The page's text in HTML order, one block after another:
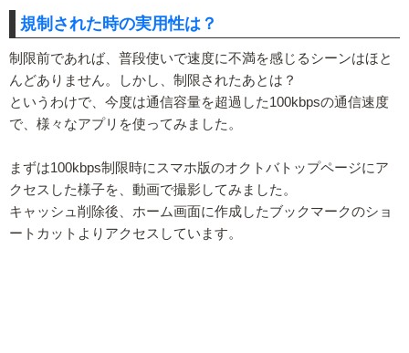
規制された時の実用性は？
制限前であれば、普段使いで速度に不満を感じるシーンはほと
んどありません。しかし、制限されたあとは？
というわけで、今度は通信容量を超過した100kbpsの通信速度
で、様々なアプリを使ってみました。
まずは100kbps制限時にスマホ版のオクトバトップページにア
クセスした様子を、動画で撮影してみました。
キャッシュ削除後、ホーム画面に作成したブックマークのショ
ートカットよりアクセスしています。